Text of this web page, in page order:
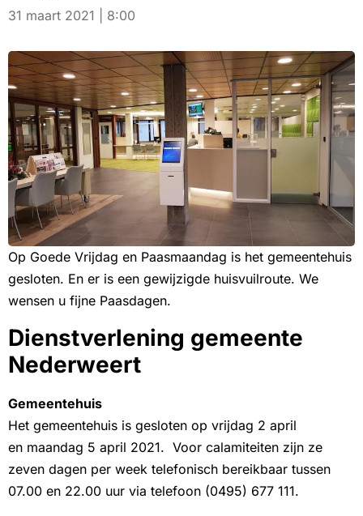
31 maart 2021 | 8:00
Op Goede Vrijdag en Paasmaandag is het gemeentehuis
gesloten. En er is een gewijzigde huisvuilroute. We
wensen u fijne Paasdagen.
Dienstverlening gemeente
Nederweert
Gemeentehuis
Het gemeentehuis is gesloten op vrijdag 2 april
en maandag 5 april 2021. Voor calamiteiten zijn ze
zeven dagen per week telefonisch bereikbaar tussen
07.00 en 22.00 uur via telefoon (0495) 677 111.